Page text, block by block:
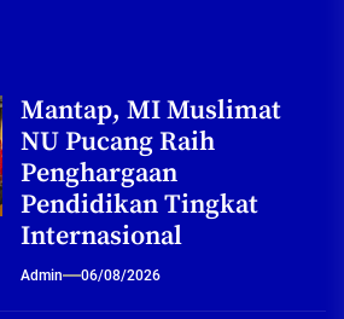
Mantap, MI Muslimat
NU Pucang Raih
Penghargaan
Pendidikan Tingkat
Internasional
Admin 06/08/2026